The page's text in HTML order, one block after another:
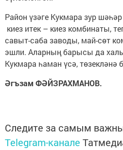
Район үзәге Кукмара зур
киез итек – киез комбинаты,
савыт-саба заводы, май-сөт
эшли. Аларның барысы да
Кукмара һаман үсә, төзекләнә
Әгъзам ФӘЙЗРАХМАНОВ.
Следите за самым
Telegram-канале